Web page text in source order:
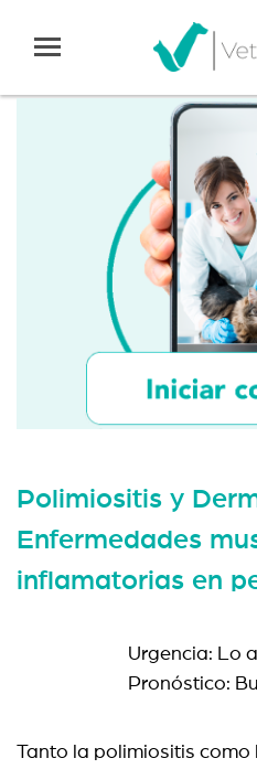
Polimiositis y
Enfermedades
inflamatorias en
Urgencia: Lo
Pronóstico:
Tanto la polimiositis